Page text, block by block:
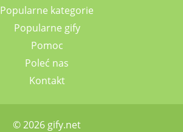
Popularne kategorie
Popularne gify
Pomoc
Poleć nas
Kontakt
© 2026 gify.net